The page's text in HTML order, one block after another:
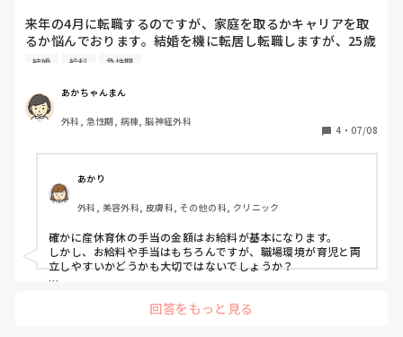
来年の4月に転職するのですが、家庭を取るかキャリアを取
るか悩んでおります。結婚を機に転居し転職しますが、25歳
という年齢もありもう少し仕事を頑張りたい気持ちと消化器
悩んでおり、
A病院 相談の上少しお給料をあげてもらい基本給が25万
ただ、急性期よりのケアミックスといった感じです。消化器
外科を希望しており、配属先は外科で決定。症例数はそこま
で多くなく重症患者もあまりいません。オペ件数は年に
200~300件 救急件数は年に6000件です。
1年に1回部長と面談があり毎年少しずつ昇給する形です。ボ
ーナスは100万超
B病院 急性期の総合病院で、基本給23万 私のやりたいことは
できますが、昇給のアップは期待できません。かなり忙しい
病院です。外科は決定、症例数も多くオペ件数は年に500件
救急件数は年に8000件です。ボーナスは80万程度
2つとも休日は110日程度、福利厚生もさほど変わりませ
結婚 給料 急性期
あかちゃんまん
外科, 急性期, 病棟, 脳神経外科
4 ・ 07/08
あかり
外科, 美容外科, 皮膚科, その他の科, クリニック
確かに産休育休の手当の金額はお給料が基本になります。
しかし、お給料や手当はもちろんですが、職場環境が育児と両
立しやすいかどうかも大切ではないでしょうか？
お給料がいい職場は子育てとの両立が厳しく、何のために仕事
回答をもっと見る